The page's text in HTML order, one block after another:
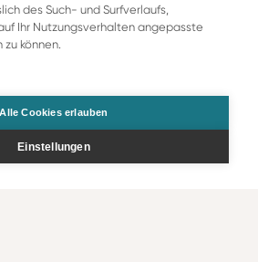
Gesamt
Zur Buchung
des Such- und Surfverlaufs,
Ihr Nutzungsverhalten angepasste
können.
Alle Cookies erlauben
Einstellungen